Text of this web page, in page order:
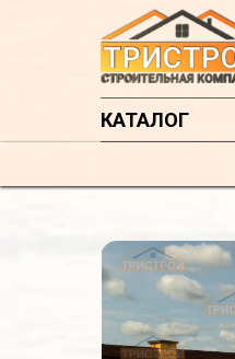
КАТАЛОГ